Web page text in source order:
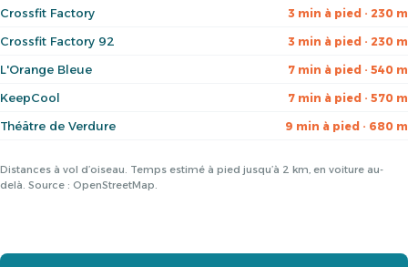
Crossfit Factory 3 min à pied · 230 m
Crossfit Factory 92 3 min à pied · 230 m
L'Orange Bleue 7 min à pied · 540 m
KeepCool 7 min à pied · 570 m
Théâtre de Verdure 9 min à pied · 680 m
Distances à vol d’oiseau. Temps estimé à pied jusqu’à 2 km, en voiture au-
delà. Source : OpenStreetMap.